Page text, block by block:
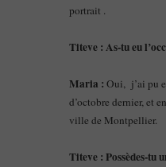
portrait .
Titeve : As-tu eu
Maria : Oui, j’ai pu
d’octobre dernier, et
ville de Montpellier.
Titeve : Possèdes-tu